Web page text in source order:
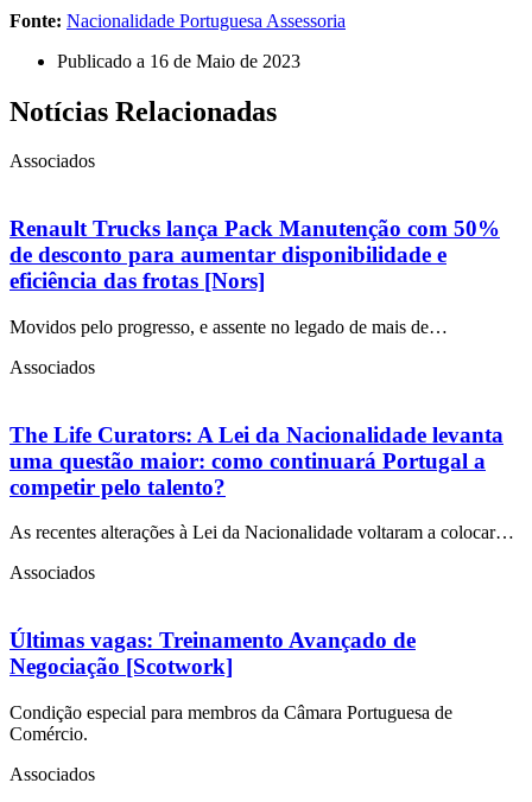
Fonte: Nacionalidade Portuguesa Assessoria
Publicado a 16 de Maio de 2023
Notícias Relacionadas
Associados
Renault Trucks lança Pack Manutenção com 50%
de desconto para aumentar disponibilidade e
eficiência das frotas [Nors]
Movidos pelo progresso, e assente no legado de mais de…
Associados
The Life Curators: A Lei da Nacionalidade levanta
uma questão maior: como continuará Portugal a
competir pelo talento?
As recentes alterações à Lei da Nacionalidade voltaram a colocar…
Associados
Últimas vagas: Treinamento Avançado de
Negociação [Scotwork]
Condição especial para membros da Câmara Portuguesa de
Comércio.
Associados